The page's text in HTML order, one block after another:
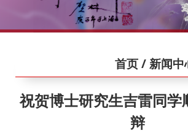
首页/ 新闻中
祝贺博士研究生吉雷同学
辩